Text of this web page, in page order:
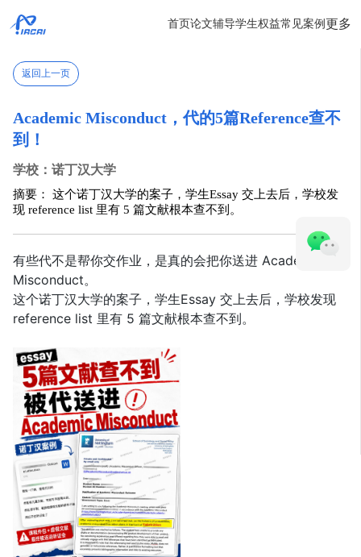
首页论文辅导学生权益常见案例 更多
返回上一页
Academic Misconduct，代的5篇Reference查不
到！
学校：诺丁汉大学
摘要： 这个诺丁汉大学的案子，学生Essay 交上去后，学校发
现 reference list 里有 5 篇文献根本查不到。
有些代不是帮你交作业，是真的会把你送进 Academic
Misconduct。
这个诺丁汉大学的案子，学生Essay 交上去后，学校发现
reference list 里有 5 篇文献根本查不到。